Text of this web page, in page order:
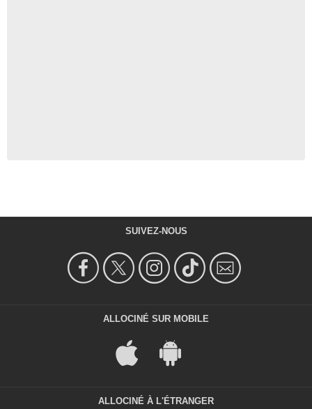
SUIVEZ-NOUS
ALLOCINÉ SUR MOBILE
ALLOCINÉ À L'ÉTRANGER